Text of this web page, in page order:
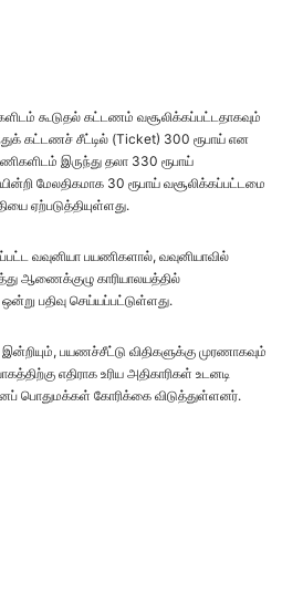
கூடுதல் கட்டணம் வசூலிக்கப்பட்டதாகவும்
கட்டணச் சீட்டில் (Ticket) 300 ரூபாய் என
இருந்து தலா 330 ரூபாய்
மேலதிகமாக 30 ரூபாய் வசூலிக்கப்பட்டமை
ஏற்படுத்தியுள்ளது.
வவுனியா பயணிகளால், வவுனியாவில்
ஆணைக்குழு காரியாலயத்தில்
பதிவு செய்யப்பட்டுள்ளது.
பயணச்சீட்டு விதிகளுக்கு முரணாகவும்
எதிராக உரிய அதிகாரிகள் உடனடி
பொதுமக்கள் கோரிக்கை விடுத்துள்ளனர்.